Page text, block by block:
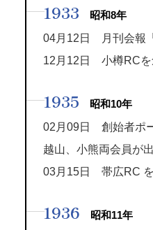
1933
昭和8年
04月12日 月刊会報
12月12日 小樽RCを
1935
昭和10年
02月09日 創始者ポ
越山、小熊両会員が
03月15日 帯広RC
1936
昭和11年